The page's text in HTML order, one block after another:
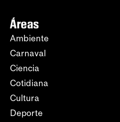
Áreas
Ambiente
Carnaval
Ciencia
Cotidiana
Cultura
Deporte